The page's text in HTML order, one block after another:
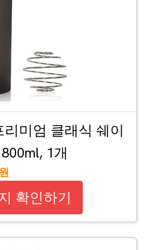
미엄 클래식 쉐이
1개
확인하기